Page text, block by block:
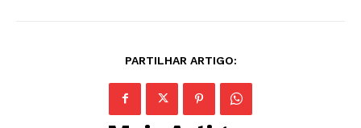
PARTILHAR ARTIGO: